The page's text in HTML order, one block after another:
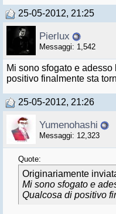
25-05-2012, 21:25
Pierlux
Messaggi: 1,542
Mi sono sfogato e
positivo finalmente sta
25-05-2012, 21:26
Yumenohashi
Messaggi: 12,323
Quote:
Originariamente
Mi sono sfogato e
Qualcosa di positivo